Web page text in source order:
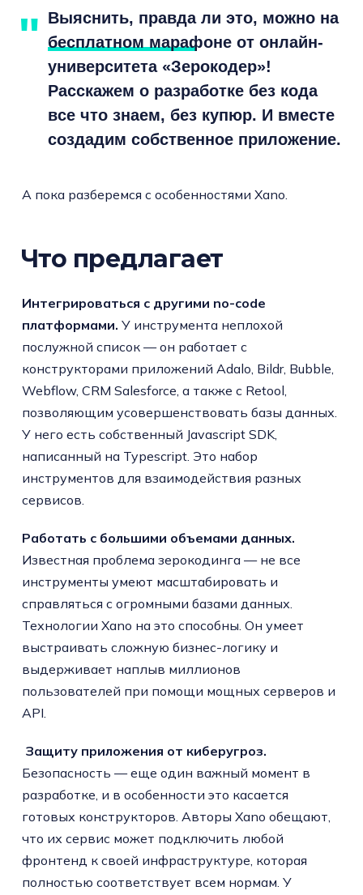
Выяснить, правда ли это, можно на
бесплатном марафонеот онлайн-
университета «Зерокодер»!
Расскажем о разработке без кода
все что знаем, без купюр. И вместе
создадим собственное приложение.
А пока разберемся с особенностями Xano.
Что предлагает
Интегрироваться с другими no-code
платформами. У инструмента неплохой
послужной список — он работает с
конструкторами приложений Adalo, Bildr, Bubble,
Webflow, CRM Salesforce, а также с Retool,
позволяющим усовершенствовать базы данных.
У него есть собственный Javascript SDK,
написанный на Typescript. Это набор
инструментов для взаимодействия разных
сервисов.
Работать с большими объемами данных.
Известная проблема зерокодинга — не все
инструменты умеют масштабировать и
справляться с огромными базами данных.
Технологии Xano на это способны. Он умеет
выстраивать сложную бизнес-логику и
выдерживает наплыв миллионов
пользователей при помощи мощных серверов и
API.
Защиту приложения от киберугроз.
Безопасность — еще один важный момент в
разработке, и в особенности это касается
готовых конструкторов. Авторы Xano обещают,
что их сервис может подключить любой
фронтенд к своей инфраструктуре, которая
полностью соответствует всем нормам. У